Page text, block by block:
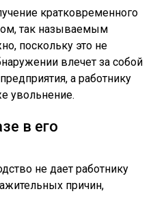
кратковременного
так называемым
поскольку это не
влечет за собой
а работнику
увольнение.
в его
не дает работнику
причин,